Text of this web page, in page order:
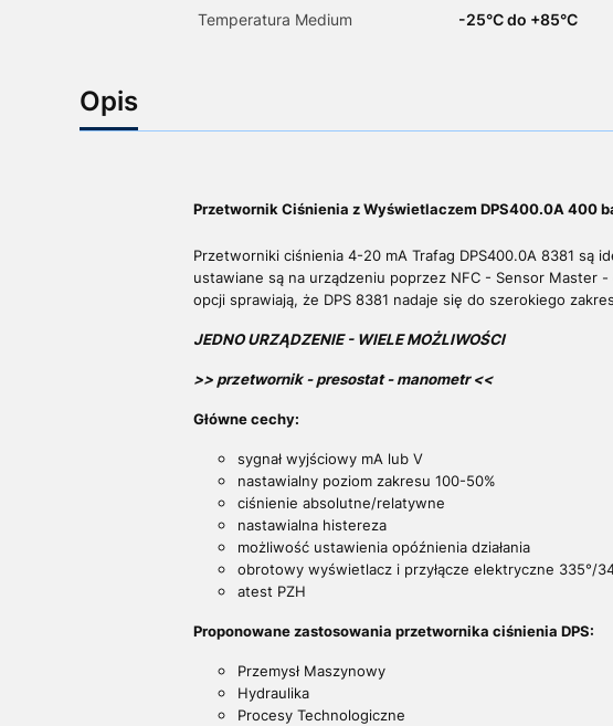
Temperatura Medium -25°C do +85°C
Opis
Przetwornik Ciśnienia z Wyświetlaczem DPS400.0A 400
Przetworniki ciśnienia 4-20 mA Trafag DPS400.0A 8381 są
ustawiane są na urządzeniu poprzez NFC - Sensor Master
opcji sprawiają, że DPS 8381 nadaje się do szerokiego
JEDNO URZĄDZENIE - WIELE MOŻLIWOŚCI
>> przetwornik - presostat - manometr <<
Główne cechy:
sygnał wyjściowy mA lub V
nastawialny poziom zakresu 100-50%
ciśnienie absolutne/relatywne
nastawialna histereza
możliwość ustawienia opóźnienia działania
obrotowy wyświetlacz i przyłącze elektryczne 335°/
atest PZH
Proponowane zastosowania przetwornika ciśnienia DPS:
Przemysł Maszynowy
Hydraulika
Procesy Technologiczne